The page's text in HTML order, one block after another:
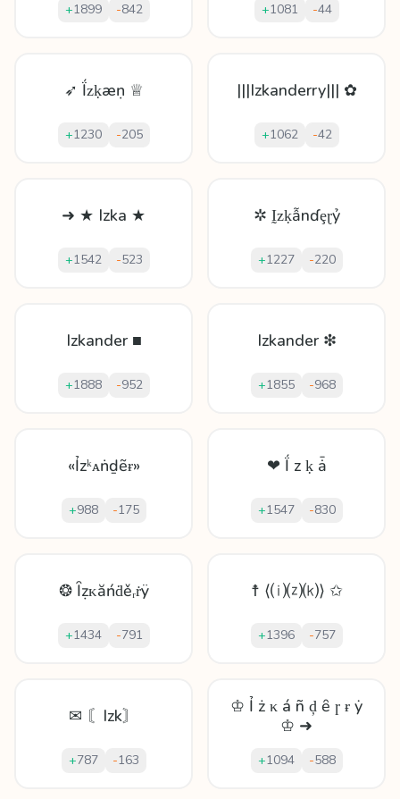
+1899 -842 +1081 -44
➶ Ḯᴢḳæṇ ♕
+1230 -205
|||Izkanderry||| ✿
+1062 -42
➜ ★ Izka ★
+1542 -523
✲ Ḭᴢḳẫnɗȩɽỷ
+1227 -220
Izkander ■
+1888 -952
Izkander ❇
+1855 -968
«Ỉzᵏᴀṅḏẽɍ»
+988 -175
❤ Ḯ z ḳ ǡ
+1547 -830
❂ Ȋẓᴋăńḋěᵣṙÿ
+1434 -791
☨ ⟨⒤⒵⒦⟩ ✩
+1396 -757
✉ 〘Izk〙
+787 -163
♔ Ỉ ż κ á ñ ḑ ȇ ɼ ɍ ẏ
♔ ➜
+1094 -588